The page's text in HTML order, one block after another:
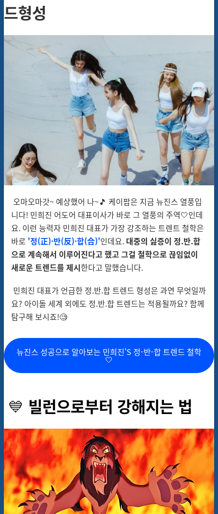
드형성
오마오마갓~ 예상했어 나~🎵 케이팝은 지금 뉴진스 열풍입
니다! 민희진 어도어 대표이사가 바로 그 열풍의 주역🤍인데
요. 이런 능력자 민희진 대표가 가장 강조하는 트렌트 철학은
바로 '정(正)·반(反)·합(合)'인데요. 대중의 싫증이 정.반.합
으로 계속해서 이루어진다고 했고 그걸 철학으로 끊임없이
새로운 트렌드를 제시한다고 말했습니다.
민희진 대표가 언급한 정.반.합 트렌드 형성은 과연 무엇일까
요? 아이돌 세계 외에도 정.반.합 트렌드는 적용될까요? 함께
탐구해 보시죠!🧐
뉴진스 성공으로 알아보는 민희진'S 정-반-합 트렌드 철학
🤍
💙 빌런으로부터 강해지는 법